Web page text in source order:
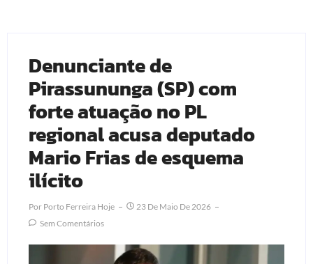
Denunciante de
Pirassununga (SP) com
forte atuação no PL
regional acusa deputado
Mario Frias de esquema
ilícito
Por Porto Ferreira Hoje
23 De Maio De 2026
Sem Comentários